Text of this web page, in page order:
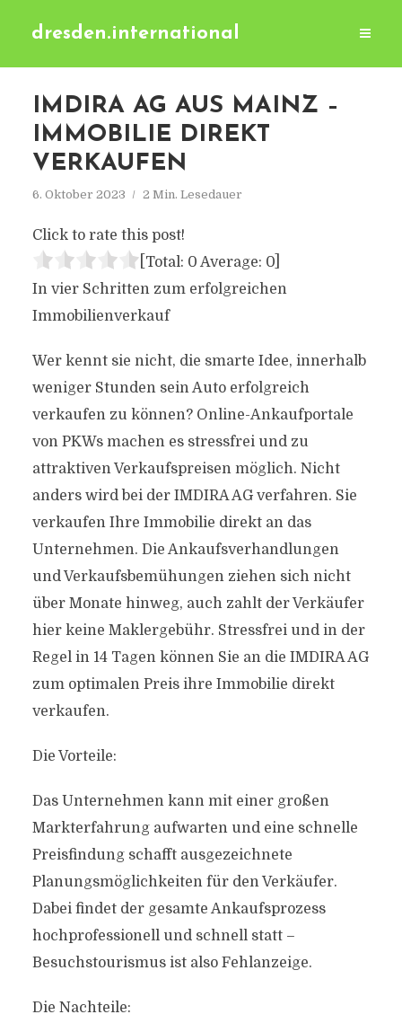
dresden.international
IMDIRA AG AUS MAINZ –
IMMOBILIE DIREKT
VERKAUFEN
6. Oktober 2023 2 Min. Lesedauer
Click to rate this post!
[Total: 0 Average: 0]
In vier Schritten zum erfolgreichen
Immobilienverkauf
Wer kennt sie nicht, die smarte Idee, innerhalb
weniger Stunden sein Auto erfolgreich
verkaufen zu können? Online-Ankaufportale
von PKWs machen es stressfrei und zu
attraktiven Verkaufspreisen möglich. Nicht
anders wird bei der IMDIRA AG verfahren. Sie
verkaufen Ihre Immobilie direkt an das
Unternehmen. Die Ankaufsverhandlungen
und Verkaufsbemühungen ziehen sich nicht
über Monate hinweg, auch zahlt der Verkäufer
hier keine Maklergebühr. Stressfrei und in der
Regel in 14 Tagen können Sie an die IMDIRA AG
zum optimalen Preis ihre Immobilie direkt
verkaufen.
Die Vorteile:
Das Unternehmen kann mit einer großen
Markterfahrung aufwarten und eine schnelle
Preisfindung schafft ausgezeichnete
Planungsmöglichkeiten für den Verkäufer.
Dabei findet der gesamte Ankaufsprozess
hochprofessionell und schnell statt –
Besuchstourismus ist also Fehlanzeige.
Die Nachteile: